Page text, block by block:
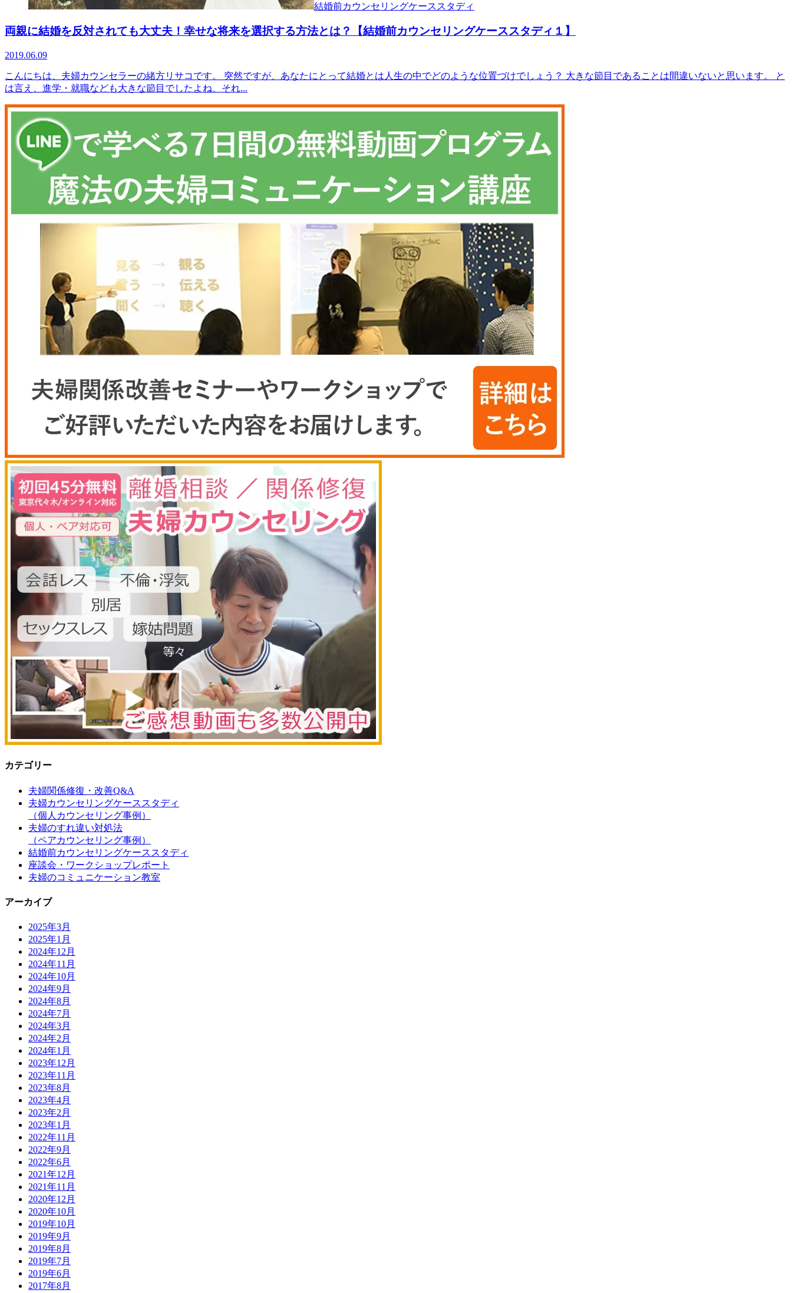
結婚前カウンセリングケーススタディ
両親に結婚を反対されても大丈夫！幸せな将来を選択する方法とは？【結婚前カウンセリングケーススタディ１】
2019.06.09
こんにちは、夫婦カウンセラーの緒方リサコです。 突然ですが、あなたにとって結婚とは人生の中でどのような位置づけでしょう？ 大きな節目であることは間違いないと思います。 と
は言え、進学・就職なども大きな節目でしたよね、それ...
カテゴリー
夫婦関係修復・改善Q&A
夫婦カウンセリングケーススタディ
（個人カウンセリング事例）
夫婦のすれ違い対処法
（ペアカウンセリング事例）
結婚前カウンセリングケーススタディ
座談会・ワークショップレポート
夫婦のコミュニケーション教室
アーカイブ
2025年3月
2025年1月
2024年12月
2024年11月
2024年10月
2024年9月
2024年8月
2024年7月
2024年3月
2024年2月
2024年1月
2023年12月
2023年11月
2023年8月
2023年4月
2023年2月
2023年1月
2022年11月
2022年9月
2022年6月
2021年12月
2021年11月
2020年12月
2020年10月
2019年10月
2019年9月
2019年8月
2019年7月
2019年6月
2017年8月